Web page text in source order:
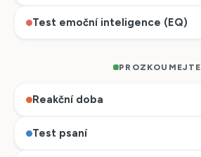
Test emoční inteligence (EQ)
PROZKOUMEJTE
Reakční doba
Test psaní